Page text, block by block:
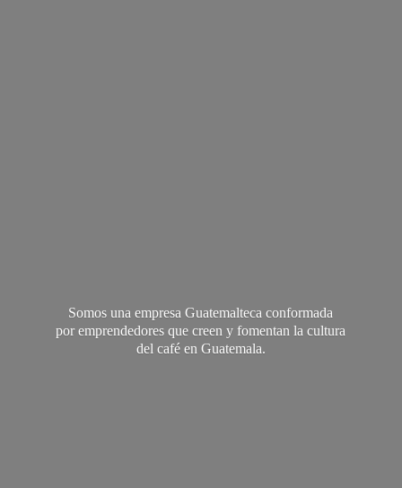
Somos una empresa Guatemalteca conformada
por emprendedores que creen y fomentan la cultura
del café en Guatemala.